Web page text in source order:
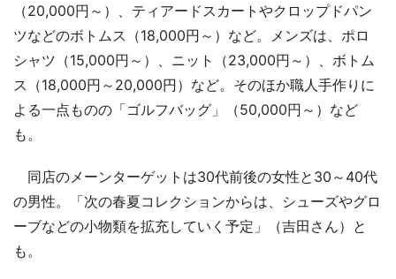
（20,000円～）、ティアードスカートやクロップドパン
ツなどのボトムス（18,000円～）など。メンズは、ポロ
シャツ（15,000円～）、ニット（23,000円～）、ボトム
ス（18,000円～20,000円）など。そのほか職人手作りに
よる一点ものの「ゴルフバッグ」（50,000円～）など
も。
同店のメーンターゲットは30代前後の女性と30～40代
の男性。「次の春夏コレクションからは、シューズやグロ
ーブなどの小物類を拡充していく予定」（吉田さん）と
も。